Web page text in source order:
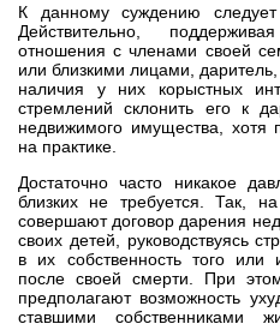
К данному суждению следует
Действительно,
отношения с членами своей
или близкими лицами,
наличия у них корыстных
стремлений склонить его к
недвижимого имущества, хотя
на практике.
Достаточно часто никакое
близких не требуется. Так,
совершают договор дарения
своих детей, руководствуясь
в их собственность того или
после своей смерти. При
предполагают возможность
ставшими собственниками